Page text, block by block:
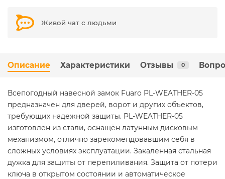
Живой чат с людьми
Описание Характеристики Отзывы 0
Всепогодный навесной замок Fuaro PL-WEATHER-05
предназначен для дверей, ворот и других объектов,
требующих надежной защиты. PL-WEATHER-05
изготовлен из стали, оснащён латунным дисковым
механизмом, отлично зарекомендовавшим себя в
сложных условиях эксплуатации. Закаленная стальная
дужка для защиты от перепиливания. Защита от потери
ключа в открытом состоянии и автоматическое